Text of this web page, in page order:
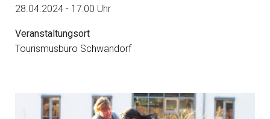
28.04.2024 - 17:00 Uhr
Veranstaltungsort
Tourismusbüro Schwandorf